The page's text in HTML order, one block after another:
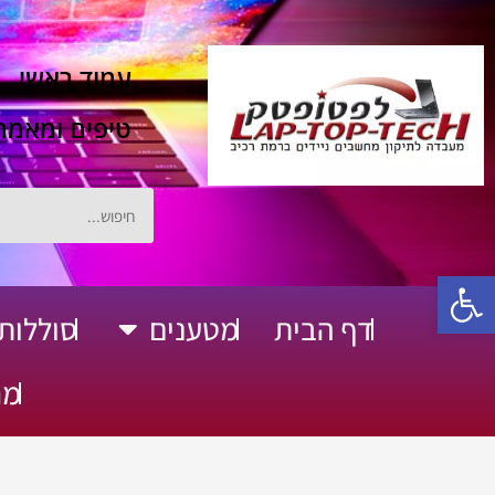
פתח סרגל נגישות
לתוכן
עמוד ראשי
טיפים
חיפוש
דף הבית מטענים פתח מטענים